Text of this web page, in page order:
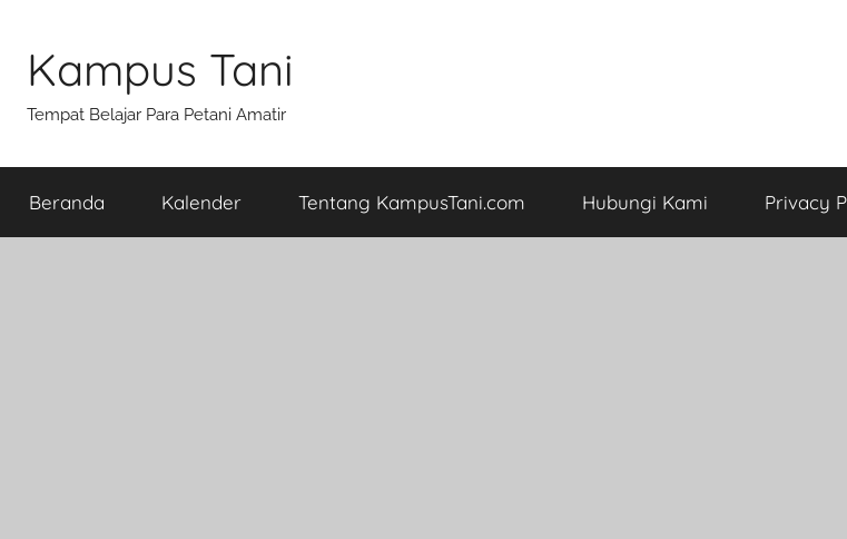
content
Kampus Tani
Tempat Belajar Para Petani Amatir
Beranda Kalender Tentang KampusTani.com Hubungi Kami Privacy